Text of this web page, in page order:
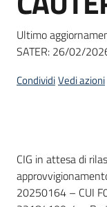
telematiche
Seguici
Ultimo
SATER: 26/02/
CondividiVedi azioni
Dati del
CIG in attesa di
20250164 – CUI